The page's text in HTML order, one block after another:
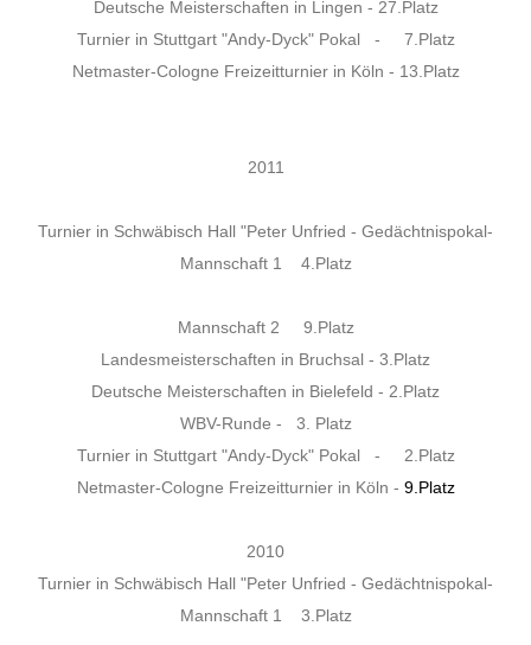
Deutsche Meisterschaften in Lingen - 27.Platz
Turnier in Stuttgart "Andy-Dyck" Pokal - 7.Platz
Netmaster-Cologne Freizeitturnier in Köln - 13.Platz
2011
Turnier in Schwäbisch Hall "Peter Unfried - Gedächtnispokal-
Mannschaft 1 4.Platz
Mannschaft 2 9.Platz
Landesmeisterschaften in Bruchsal - 3.Platz
Deutsche Meisterschaften in Bielefeld - 2.Platz
WBV-Runde - 3. Platz
Turnier in Stuttgart "Andy-Dyck" Pokal - 2.Platz
Netmaster-Cologne Freizeitturnier in Köln - 9.Platz
2010
Turnier in Schwäbisch Hall "Peter Unfried - Gedächtnispokal-
Mannschaft 1 3.Platz